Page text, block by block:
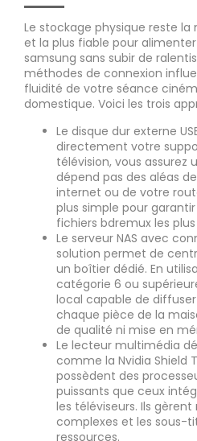
Le stockage physique reste
et la plus fiable pour
samsung sans subir de
méthodes de connexion
fluidité de votre séance
domestique. Voici les trois
Le disque dur externe
directement votre
télévision, vous assurez
dépend pas des aléas
internet ou de votre
plus simple pour
fichiers bdremux les plus
Le serveur NAS avec
solution permet de
un boîtier dédié. En
catégorie 6 ou
local capable de
chaque pièce de la
de qualité ni mise en
Le lecteur multimédia
comme la Nvidia Shield
possèdent des
puissants que ceux
les téléviseurs. Ils
complexes et les sous-
ressources.